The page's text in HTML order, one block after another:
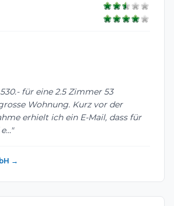
für eine 2.5 Zimmer 53
Wohnung. Kurz vor der
erhielt ich ein E-Mail, dass für
→